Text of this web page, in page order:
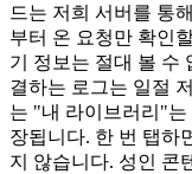
드는 저희 서버를 통
부터 온 요청만 확인
기 정보는 절대 볼 수
결하는 로그는 일절
는 "내 라이브러리"는
장됩니다. 한 번 탭하
지 않습니다. 성인 콘